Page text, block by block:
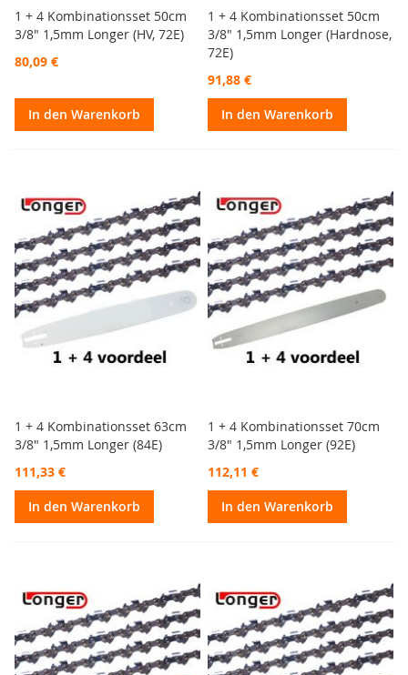
1 + 4 Kombinationsset 50cm
3/8" 1,5mm Longer (HV, 72E)
80,09 €
In den Warenkorb
1 + 4 Kombinationsset 50cm
3/8" 1,5mm Longer (Hardnose,
72E)
91,88 €
In den Warenkorb
1 + 4 Kombinationsset 63cm
3/8" 1,5mm Longer (84E)
111,33 €
In den Warenkorb
1 + 4 Kombinationsset 70cm
3/8" 1,5mm Longer (92E)
112,11 €
In den Warenkorb